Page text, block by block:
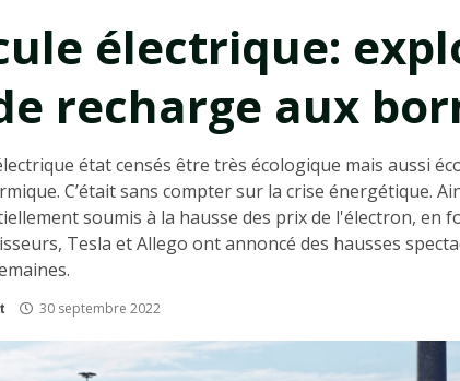
électrique:
recharge aux
état censés être très écologique mais aussi
C’était sans compter sur la crise énergétique.
soumis à la hausse des prix de l'électron, en
Tesla et Allego ont annoncé des hausses
30 septembre 2022